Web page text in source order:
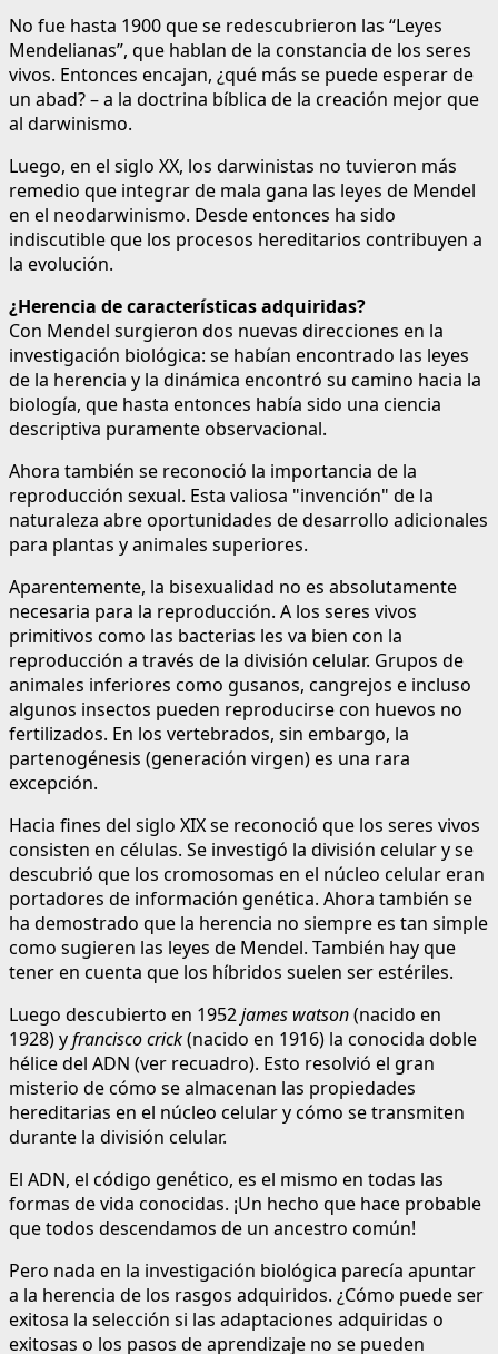
No fue hasta 1900 que se redescubrieron las “Leyes
Mendelianas”, que hablan de la constancia de los seres
vivos. Entonces encajan, ¿qué más se puede esperar de
un abad? – a la doctrina bíblica de la creación mejor que
al darwinismo.
Luego, en el siglo XX, los darwinistas no tuvieron más
remedio que integrar de mala gana las leyes de Mendel
en el neodarwinismo. Desde entonces ha sido
indiscutible que los procesos hereditarios contribuyen a
la evolución.
¿Herencia de características adquiridas?
Con Mendel surgieron dos nuevas direcciones en la
investigación biológica: se habían encontrado las leyes
de la herencia y la dinámica encontró su camino hacia la
biología, que hasta entonces había sido una ciencia
descriptiva puramente observacional.
Ahora también se reconoció la importancia de la
reproducción sexual. Esta valiosa "invención" de la
naturaleza abre oportunidades de desarrollo adicionales
para plantas y animales superiores.
Aparentemente, la bisexualidad no es absolutamente
necesaria para la reproducción. A los seres vivos
primitivos como las bacterias les va bien con la
reproducción a través de la división celular. Grupos de
animales inferiores como gusanos, cangrejos e incluso
algunos insectos pueden reproducirse con huevos no
fertilizados. En los vertebrados, sin embargo, la
partenogénesis (generación virgen) es una rara
excepción.
Hacia fines del siglo XIX se reconoció que los seres vivos
consisten en células. Se investigó la división celular y se
descubrió que los cromosomas en el núcleo celular eran
portadores de información genética. Ahora también se
ha demostrado que la herencia no siempre es tan simple
como sugieren las leyes de Mendel. También hay que
tener en cuenta que los híbridos suelen ser estériles.
Luego descubierto en 1952james watson(nacido en
1928) yfrancisco crick(nacido en 1916) la conocida doble
hélice del ADN (ver recuadro). Esto resolvió el gran
misterio de cómo se almacenan las propiedades
hereditarias en el núcleo celular y cómo se transmiten
durante la división celular.
El ADN, el código genético, es el mismo en todas las
formas de vida conocidas. ¡Un hecho que hace probable
que todos descendamos de un ancestro común!
Pero nada en la investigación biológica parecía apuntar
a la herencia de los rasgos adquiridos. ¿Cómo puede ser
exitosa la selección si las adaptaciones adquiridas o
exitosas o los pasos de aprendizaje no se pueden